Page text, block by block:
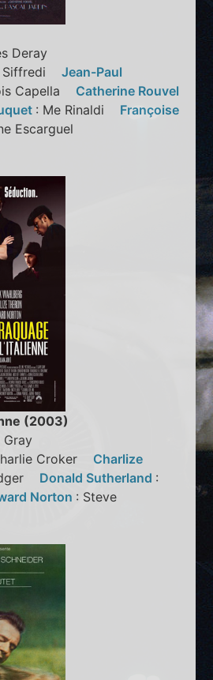
Deray
SiffrediJean-Paul
Capella Catherine Rouvel
: Me Rinaldi Françoise
Escarguel
(2003)
Gray
Croker Charlize
Donald Sutherland :
Norton : Steve